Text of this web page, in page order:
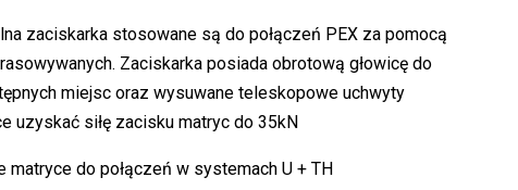
zaciskarka stosowane są do połączeń PEX za pomocą
Zaciskarka posiada obrotową głowicę do
miejsc oraz wysuwane teleskopowe uchwyty
uzyskać siłę zacisku matryc do 35kN
matryce do połączeń w systemach U + TH